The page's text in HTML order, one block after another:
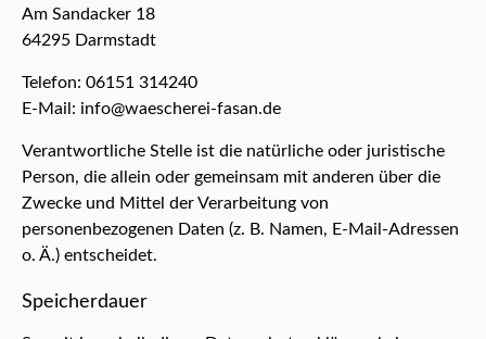
Am Sandacker 18
64295 Darmstadt
Telefon: 06151 314240
E-Mail: info@waescherei-fasan.de
Verantwortliche Stelle ist die natürliche oder juristische
Person, die allein oder gemeinsam mit anderen über die
Zwecke und Mittel der Verarbeitung von
personenbezogenen Daten (z. B. Namen, E-Mail-Adressen
o. Ä.) entscheidet.
Speicherdauer